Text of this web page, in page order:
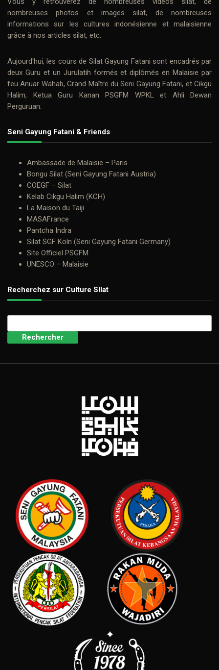
nombreuses photos et images silat, de nombreuses
informations sur les cultures indonésienne et malaisienne
grâce à nos articles silat, etc.
Aujourd'hui, les cours de Silat Gayung Fatani sont encadrés par
deux Guru et un Jurulatih formés et diplômés en Malaisie par
feuAnuar Wahab, Grand Maître du Seni Gayung Fatani, etCikgu
Halim, Ketua Guru Kanan PSGFM WPKL et Ahli Dewan
Perguruan.
Seni Gayung Fatani & Friends
Ambassade de Malaisie – Paris
Bongu Silat (Seni Gayung Fatani Austria)
COEGF – Silat
Kelab Cikgu Halim (KCH)
La Maison du Taiji
MASAFrance
Pantcha Indra
Silat SGF Köln (Seni Gayung Fatani Germany)
Site Officiel PSGFM
UNESCO – Malaisie
Recherchez sur Culture SIlat